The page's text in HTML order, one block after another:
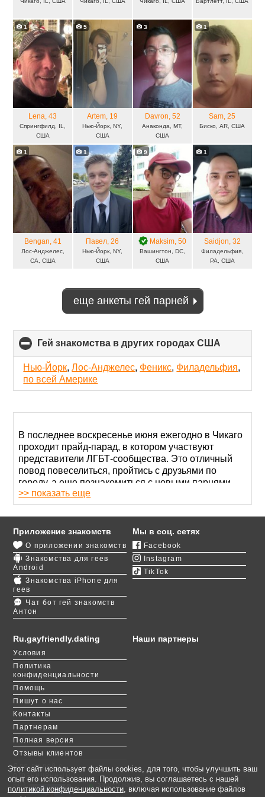
1
Lena, 43
Спрингфилд, IL,
США
5
Artem, 19
Нью-Йорк, NY,
США
3
Davron, 52
Анаконда, MT,
США
1
Sam, 25
Биско, AR, США
1
Bengan, 41
Лос-Анджелес,
CA, США
1
Павел, 26
Нью-Йорк, NY,
США
9
Maksim, 50
Вашингтон, DC,
США
1
Saidjon, 32
Филадельфия,
PA, США
еще анкеты гей парней
Гей знакомства в других городах США
to
collapse
Нью-Йорк,Лос-Анджелес, Феникс, Филадельфия,
по всей Америке
В последнее воскресенье июня ежегодно в Чикаго
проходит прайд-парад, в котором участвуют
представители ЛГБТ-сообщества. Это отличный
повод повеселиться, пройтись с друзьями по
городу, а еще познакомиться с новыми парнями.
Ради отдыха, развлечений и новых знакомств геи
Чикаго посещают тематические клубы и бары,
которых в городе достаточно много. Впрочем, и в
обычных заведениях парни не подвергаются
дискриминации и не ощущают негативного
отношения к себе.
Отличный способ найти русскоязычного партнера
в Чикаго –пройти регистрацию
GayFriendly. В обычной жизни это может занять
анкеты русскоязычных мужчин, проживающих в
локации. Можно использовать для выбора
подходящих кандидатов расширенный поиск, в
котором настроить важные критерии. Активным
участникам портала всегда улыбается удача.
>> показать еще
Ru.gayfriendly.dating
Условия
Политика
конфиденциальности
Помощь
Пишут о нас
Контакты
Партнерам
Полная версия
Отзывы клиентов
Для людей с
ограниченными
возможностями
Приложение знакомств
О приложении знакомств
Знакомства для геев
Android
Знакомства iPhone для
геев
Чат бот гей знакомств
Антон
Мы в соц. сетях
Facebook
Instagram
TikTok
Наши партнеры
Этот сайт использует файлы cookies, для того, чтобы улучшить ваш
опыт его использования. Продолжив, вы соглашаетесь с нашей
политикой конфиденциальности, включая использование файлов
×
зашёл на сайт